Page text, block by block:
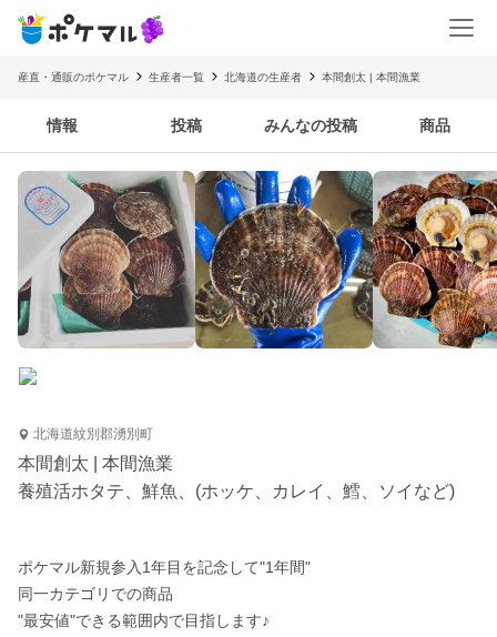
産直・通販のポケマル 生産者一覧 北海道の生産者 本間創太 | 本間漁業
情報 投稿 みんなの投稿 商品
北海道紋別郡湧別町
本間創太 | 本間漁業
養殖活ホタテ、鮮魚、(ホッケ、カレイ、鱈、ソイなど)
ポケマル新規参入1年目を記念して"1年間"
同一カテゴリでの商品
"最安値"できる範囲内で目指します♪